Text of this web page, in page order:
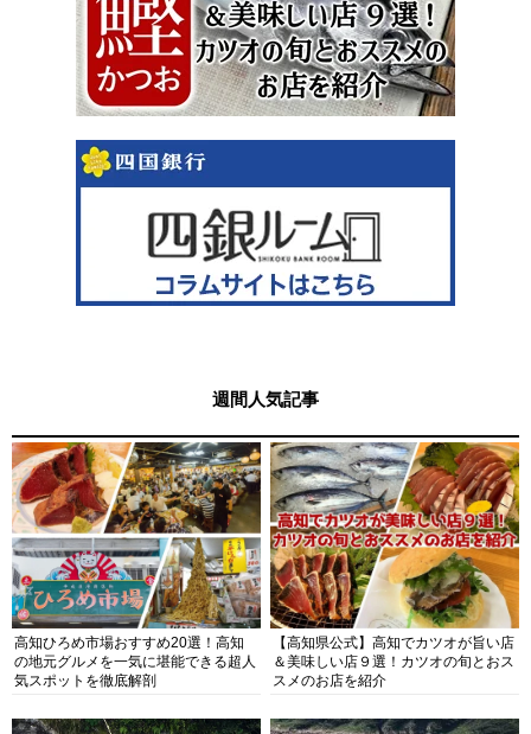
週間人気記事
高知ひろめ市場おすすめ20選！高知
の地元グルメを一気に堪能できる超人
気スポットを徹底解剖
【高知県公式】高知でカツオが旨い店
＆美味しい店９選！カツオの旬とおス
スメのお店を紹介